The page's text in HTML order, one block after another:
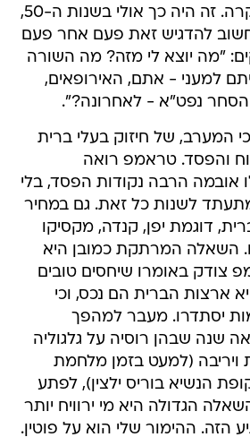
טראמפ לא זה המקרה. זה היה כך אולי בשנות ה-50,
להדגיש זאת פעם אחר פעם
"מה יוצא לי מזה? מה השורה
למעני - אתם, האירופאים,
נפט"א - לאחרונה?".
המערב, של חיזוק בעלי ברית
והפסד. טראמפ רואה
אובמה הרבה נקודות הפסד, בלי
מתעתד לשנות כל זאת. גם במחיר
דוגמת יפן, קנדה, מקסיקו
השאלה המרתקת כמובן היא
צודק באומרו שיחסים טובים
ארצות הברית הם נכס, וכי
יסתדרו. מעבר למהפך
שנה שבהן רוסיה על גלגוליה
ויריבה (למעט בזמן מלחמת
הנשיא בוריס ילצין), לפתע
הגדולה היא מי ירוויח יותר
ההימור שלי הוא על פוטין.